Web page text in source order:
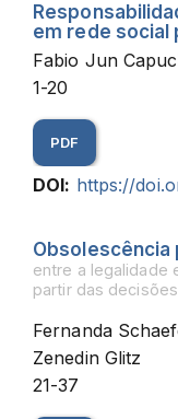
em rede social
Fabio Jun
1-20
PDF
DOI: https://
Obsolescência
entre a legalidade
partir das
Fernanda
Zenedin Glitz
21-37